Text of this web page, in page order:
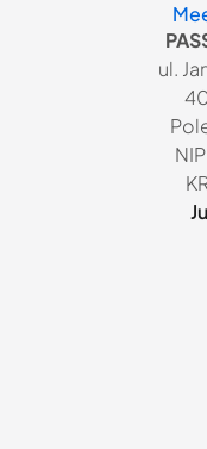
ul.